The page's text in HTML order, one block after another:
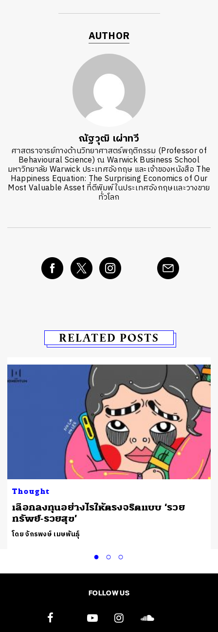
AUTHOR
ณัฐวุฒิ เผ่าทวี
ศาสตราจารย์ทางด้านวิทยาศาสตร์พฤติกรรม (Professor of
Behavioural Science) ณ Warwick Business School
มหาวิทยาลัย Warwick ประเทศอังกฤษ และเจ้าของหนังสือ The
Happiness Equation: The Surprising Economics of Our
Most Valuable Asset ที่ตีพิมพ์ในประเทศอังกฤษเเละวางขาย
ทั่วโลก
RELATED POSTS
Thought
เลือกลงทุนอย่างไรให้ตรงจริตแบบ ‘รวย
ทรัพย์-รวยสุข’
โดย จักรพงษ์ เมษพันธุ์
FOLLOW US